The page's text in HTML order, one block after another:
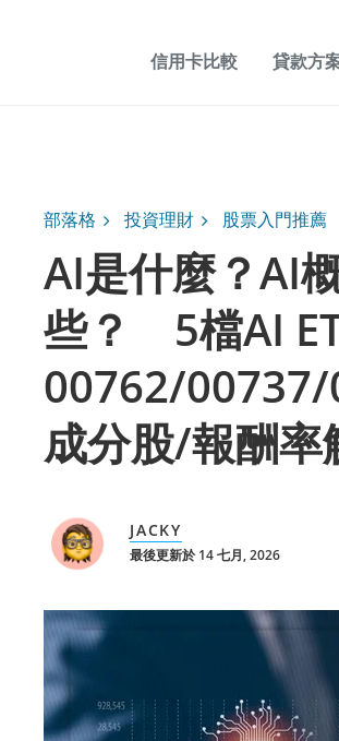
信用卡比較 貸款方
部落格 投資理財 股票入門推薦
AI是什麼？AI
些？ 5檔AI
00762/
成分股/報酬率
JACKY
最後更新於 14 七月, 2026